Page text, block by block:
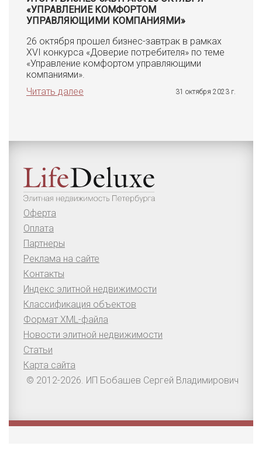
«УПРАВЛЕНИЕ КОМФОРТОМ
УПРАВЛЯЮЩИМИ КОМПАНИЯМИ»
26 октября прошел бизнес-завтрак в рамках
XVI конкурса «Доверие потребителя» по теме
«Управление комфортом управляющими
компаниями».
Читать далее
31 октября 2023 г.
Оферта
Оплата
Партнеры
Реклама на сайте
Контакты
Индекс элитной недвижимости
Классификация объектов
Формат XML-файла
Новости элитной недвижимости
Статьи
Карта сайта
© 2012-2026. ИП Бобашев Сергей Владимирович